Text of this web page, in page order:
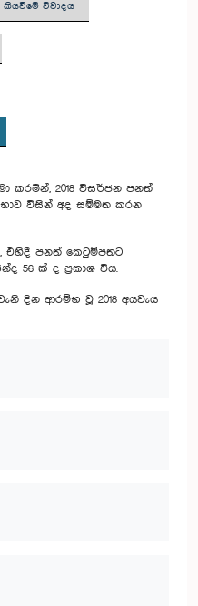
කියවීමේ විවාදය
කරමින්, 2018 විසර්ජන පනත්
විසින් අද සම්මත කරන
එහිදී පනත් කෙටුම්පතට
56 ක් ද ප්‍රකාශ විය.
දින ආරම්භ වූ 2018 අයවැය